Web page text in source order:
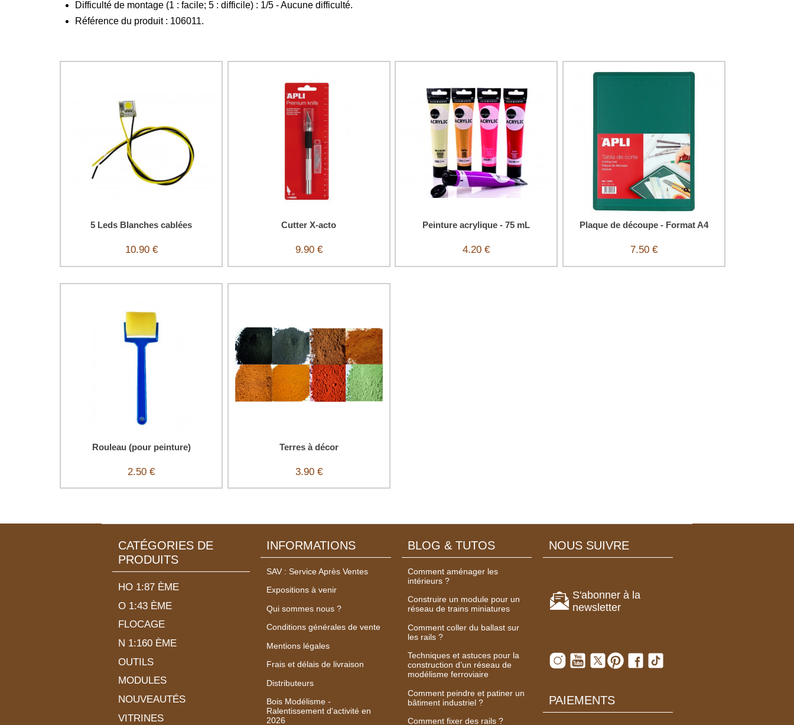
Difficulté de montage (1 : facile; 5 : difficile) : 1/5 - Aucune difficulté.
Référence du produit : 106011.
5 Leds Blanches cablées
10.90 €
Cutter X-acto
9.90 €
Peinture acrylique - 75 mL
4.20 €
Plaque de découpe - Format A4
7.50 €
Rouleau (pour peinture)
2.50 €
Terres à décor
3.90 €
CATÉGORIES DE
PRODUITS
HO 1:87 ÈME
O 1:43 ÈME
FLOCAGE
N 1:160 ÈME
OUTILS
MODULES
NOUVEAUTÉS
VITRINES
INFORMATIONS
SAV : Service Après Ventes
Expositions à venir
Qui sommes nous ?
Conditions générales de vente
Mentions légales
Frais et délais de livraison
Distributeurs
Bois Modélisme -
Ralentissement d'activité en
2026
BLOG & TUTOS
Comment aménager les
intérieurs ?
Construire un module pour un
réseau de trains miniatures
Comment coller du ballast sur
les rails ?
Techniques et astuces pour la
construction d’un réseau de
modélisme ferroviaire
Comment peindre et patiner un
bâtiment industriel ?
Comment fixer des rails ?
NOUS SUIVRE
S'abonner à la
newsletter
PAIEMENTS